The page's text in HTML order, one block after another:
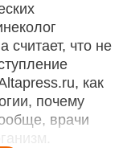
считает, что не
как
почему
врачи